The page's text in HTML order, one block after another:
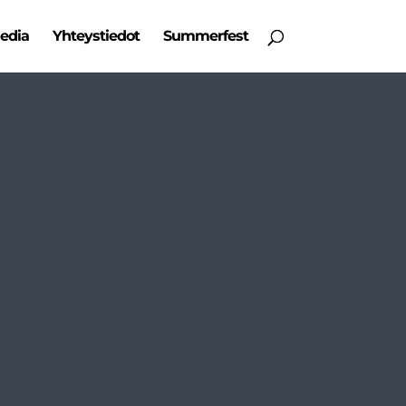
Yhteystiedot Summerfest